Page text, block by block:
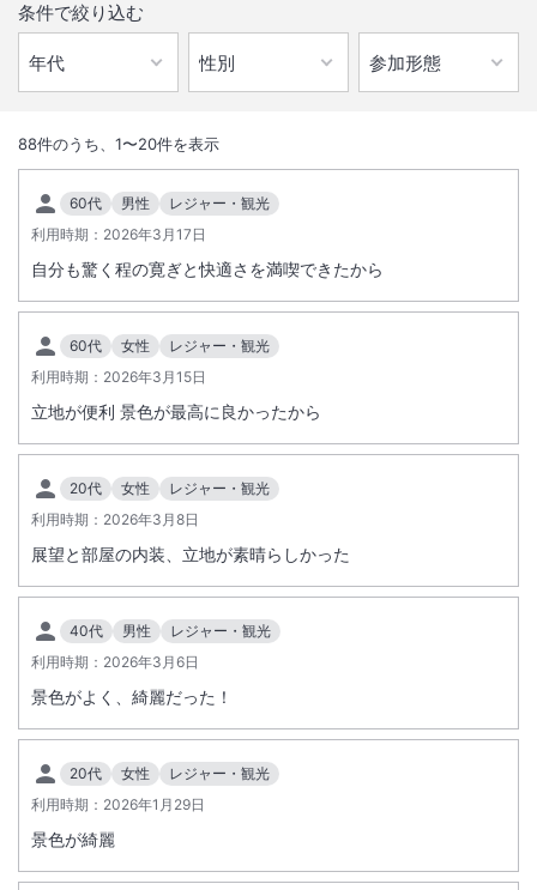
地上３６階、１７０室。空に浮かぶ船をイメージし、３１階の３０ｍの
吹抜けロビーや１４０ｍからのパノラマダイニングなど眺望と快適性を
提供します。
総客室数170室
INチェックイン
15:00/ OUT チェックアウト
12:00
駅徒歩5分
施設からのお知らせ
➀＊＊ジブリパークのチケット付き旅行商品『ジブリパークを歩こ
う！』対象ホテルです＊＊
＊＊レゴランド(R)・ジャパンチケット付き旅行商品『レゴランド(R)・
※「ジブリパーク チケット付き」「レゴランド(R)・ジャパンリゾート
入場パスポート付き」プランで検索ください。
下記6タイプの客室名称を変更いたしました。
・デラックスコーナーキング➡ジュニアスイートキング名古屋ステーシ
ョンビュー
・デラックスコーナーツイン➡ジュニアスイートツイン
・デラックスコーナーツイン 名古屋ステーションビュー➡ジュニアスイ
ートツイン 名古屋ステーションビュー
・プレミアムコーナーキング➡プレミアムジュニアスイートキング 名古
※重要なお知らせです。必ず続きをご確認ください。
条件で絞り込む
88件のうち、 1〜20件を表示
60代 男性
レジャー・観光
利用時期： 2026年3月17日
自分も驚く程の寛ぎと快適さを満喫できたから
60代 女性
レジャー・観光
利用時期： 2026年3月15日
立地が便利 景色が最高に良かったから
20代 女性
レジャー・観光
利用時期： 2026年3月8日
展望と部屋の内装、立地が素晴らしかった
40代 男性
レジャー・観光
利用時期： 2026年3月6日
景色がよく、綺麗だった！
20代 女性
レジャー・観光
利用時期： 2026年1月29日
景色が綺麗